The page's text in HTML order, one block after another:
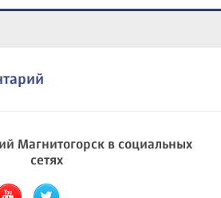
Магнитогорск в социальных
сетях